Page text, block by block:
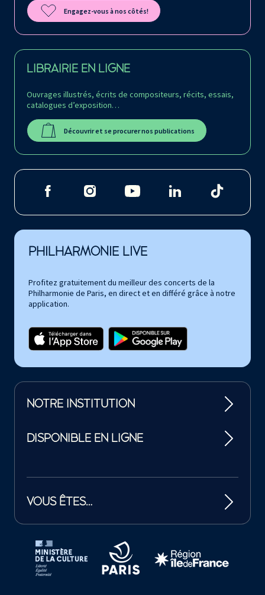
Engagez-vous à nos côtés!
LIBRAIRIE EN LIGNE
Ouvrages illustrés, écrits de compositeurs, récits, essais,
catalogues d’exposition…
Découvrir et se procurer nos publications
PHILHARMONIE LIVE
Profitez gratuitement du meilleur des concerts de la
Philharmonie de Paris, en direct et en différé grâce à notre
application.
NOTRE INSTITUTION
DISPONIBLE EN LIGNE
VOUS ÊTES…
Tutelles et mécènes de la Philharmonie de Paris